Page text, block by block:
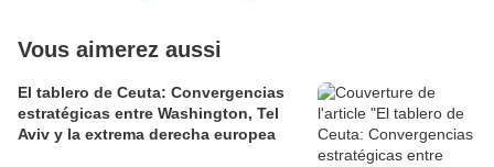
Vous aimerez aussi
El tablero de Ceuta: Convergencias
estratégicas entre Washington, Tel
Aviv y la extrema derecha europea